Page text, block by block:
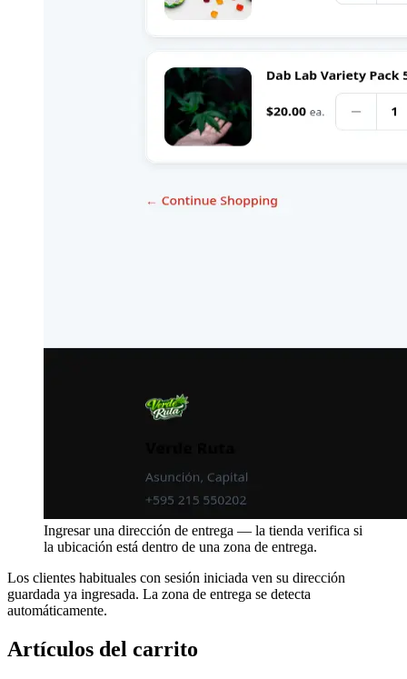
Ingresar una dirección de entrega — la tienda verifica si
la ubicación está dentro de una zona de entrega.
Los clientes habituales con sesión iniciada ven su dirección
guardada ya ingresada. La zona de entrega se detecta
automáticamente.
Artículos del carrito